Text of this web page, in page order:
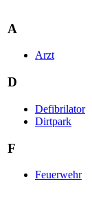
A
Arzt
D
Defibrilator
Dirtpark
F
Feuerwehr